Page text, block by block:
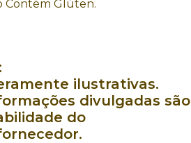
Contém Glúten.
ilustrativas.
divulgadas são
do